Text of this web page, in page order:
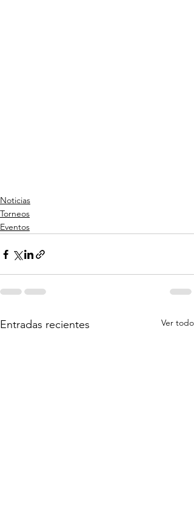
Noticias
Torneos
Eventos
Entradas recientes Ver todo